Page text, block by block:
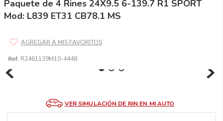
Paquete de 4 Rines 24X9.5 6-139.7 R1 SPORT
Mod: L839 ET31 CB78.1 MS
Ref. R2461139M10-4448
VER SIMULACIÓN DE RIN EN MI AUTO
3.225
6 205
8. 195 65 15